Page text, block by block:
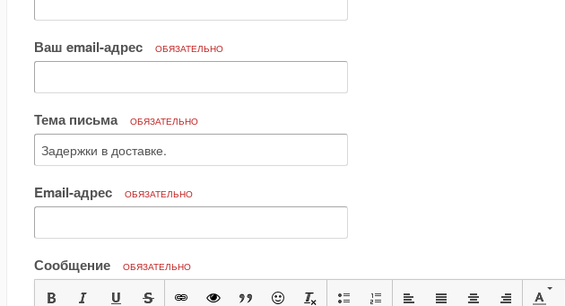
Ваш email-адрес ОБЯЗАТЕЛЬНО
Тема письма ОБЯЗАТЕЛЬНО
Email-адрес ОБЯЗАТЕЛЬНО
Сообщение ОБЯЗАТЕЛЬНО